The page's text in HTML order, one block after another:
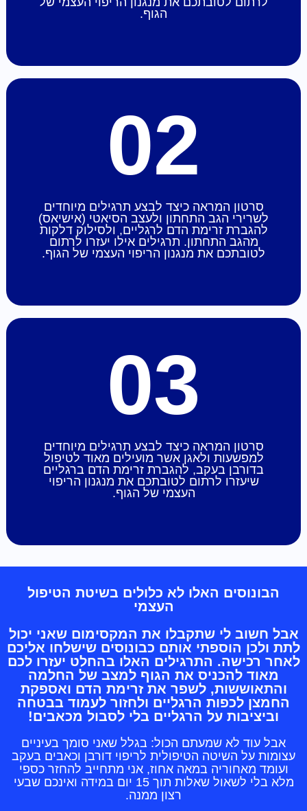
הגוף.
02
סרטון המראה כיצד לבצע תרגילים מיוחדים
לשרירי הגב התחתון ולעצב הסיאטי (אישיאס)
להגברת זרימת הדם לרגליים, ולסילוק דלקות
מהגב התחתון. תרגילים אילו יעזרו לרתום
לטובתכם את מנגנון הריפוי העצמי של הגוף.
03
סרטון המראה כיצד לבצע תרגילים מיוחדים
למפשעות ולאגן אשר מועילים מאוד לטיפול
בדורבן בעקב, להגברת זרימת הדם ברגליים
שיעזרו לרתום לטובתכם את מנגנון הריפוי
העצמי של הגוף.
הבונוסים האלו לא כלולים בשיטת הטיפול
העצמי
אבל חשוב לי שתקבלו את המקסימום שאני יכול
לתת ולכן הוספתי אותם כבונוסים שישלחו אליכם
לאחר רכישה. התרגילים האלו בהחלט יעזרו לכם
מאוד להכניס את הגוף למצב של החלמה
והתאוששות, לשפר את זרימת הדם ואספקת
החמצן לכפות הרגליים ולחזור לעמוד בבטחה
וביציבות על הרגליים בלי לסבול מכאבים!
אבל עוד לא שמעתם הכול: בגלל שאני סומך בעיניים
עצומות על השיטה הטיפולית לריפוי דורבן וכאבים בעקב
ועומד מאחוריה במאה אחוז, אני מתחייב להחזר כספי
מלא בלי לשאול שאלות תוך 15 יום במידה ואינכם שבעי
רצון ממנה.